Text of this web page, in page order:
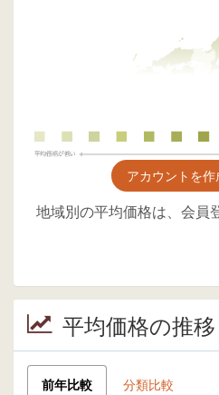
アカウントを作
地域別の平均価格は、会員
平均価格の推移
前年比較 分類比較